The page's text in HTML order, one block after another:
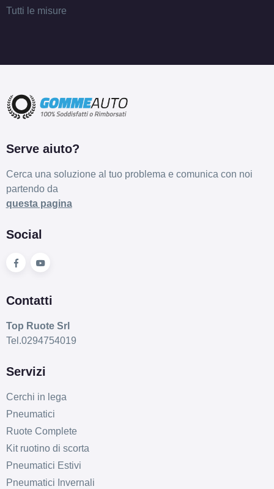
175/70 R13 82T B
Disponibile
155/65 R13 73T ECO
Disponibile
Tutti le misure
Serve aiuto?
Cerca una soluzione al tuo problema e comunica con noi
partendo da
questa pagina
Social
Contatti
Top Ruote Srl
Tel.0294754019
Servizi
Cerchi in lega
Pneumatici
Ruote Complete
Kit ruotino di scorta
Pneumatici Estivi
Pneumatici Invernali